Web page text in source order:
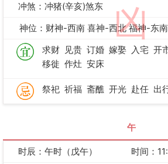
凶
冲煞：冲猪(辛亥)煞东
神位：财神-西南 喜神-西北 福神-东
求财 见贵 订婚 嫁娶 入宅 开
移徙 作灶 安床
祭祀 祈福 斋醮 开光 赴任 出
午
时辰：午时（戊午）
时间：